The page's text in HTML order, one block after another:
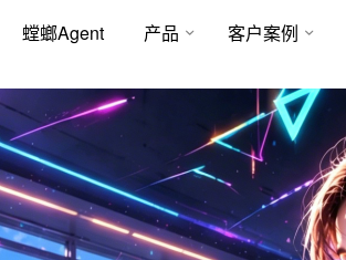
螳螂Agent 产品 客户案例